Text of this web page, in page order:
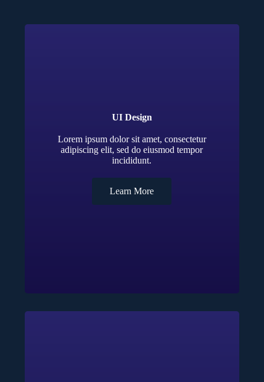
UI Design
Lorem ipsum dolor sit amet, consectetur
adipiscing elit, sed do eiusmod tempor
incididunt.
Learn More